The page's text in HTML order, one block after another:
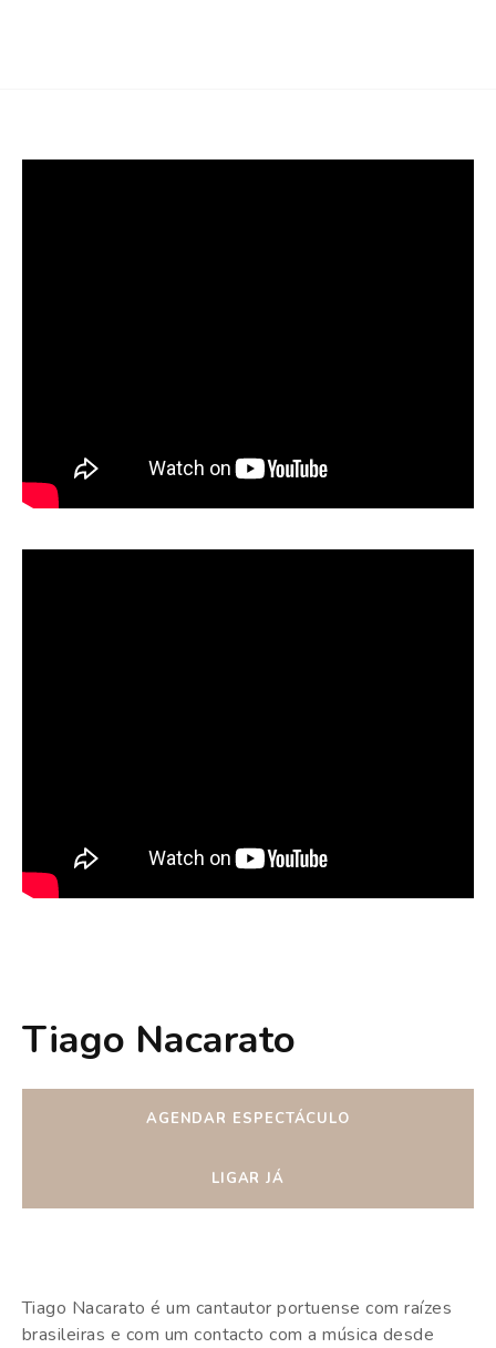
Tiago Nacarato
AGENDAR ESPECTÁCULO
LIGAR JÁ
Tiago Nacarato é um cantautor portuense com raízes
brasileiras e com um contacto com a música desde